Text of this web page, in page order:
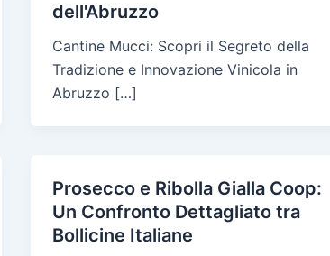
dell'Abruzzo
Cantine Mucci: Scopri il Segreto della
Tradizione e Innovazione Vinicola in
Abruzzo […]
Prosecco e Ribolla Gialla Coop:
Un Confronto Dettagliato tra
Bollicine Italiane